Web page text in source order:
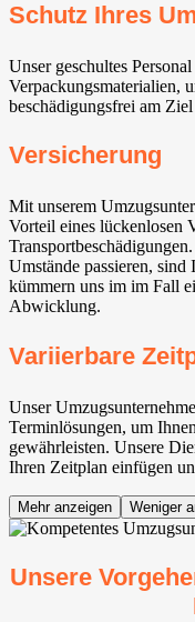
Schutz Ihres
Unser geschultes
Verpackungsmaterialien,
beschädigungsfrei am
Versicherung
Mit unserem
Vorteil eines lückenlosen
Umstände passieren,
kümmern uns im im Fall
Abwicklung.
Variierbare
Unser
Terminlösungen, um
gewährleisten. Unsere
Ihren Zeitplan einfügen
Mehr anzeigen Weniger
Unsere